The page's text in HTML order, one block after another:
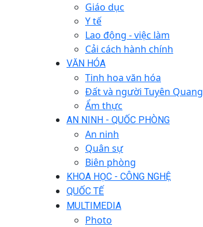
Giáo dục
Y tế
Lao động - việc làm
Cải cách hành chính
VĂN HÓA
Tinh hoa văn hóa
Đất và người Tuyên Quang
Ẩm thực
AN NINH - QUỐC PHÒNG
An ninh
Quân sự
Biên phòng
KHOA HỌC - CÔNG NGHỆ
QUỐC TẾ
MULTIMEDIA
Photo